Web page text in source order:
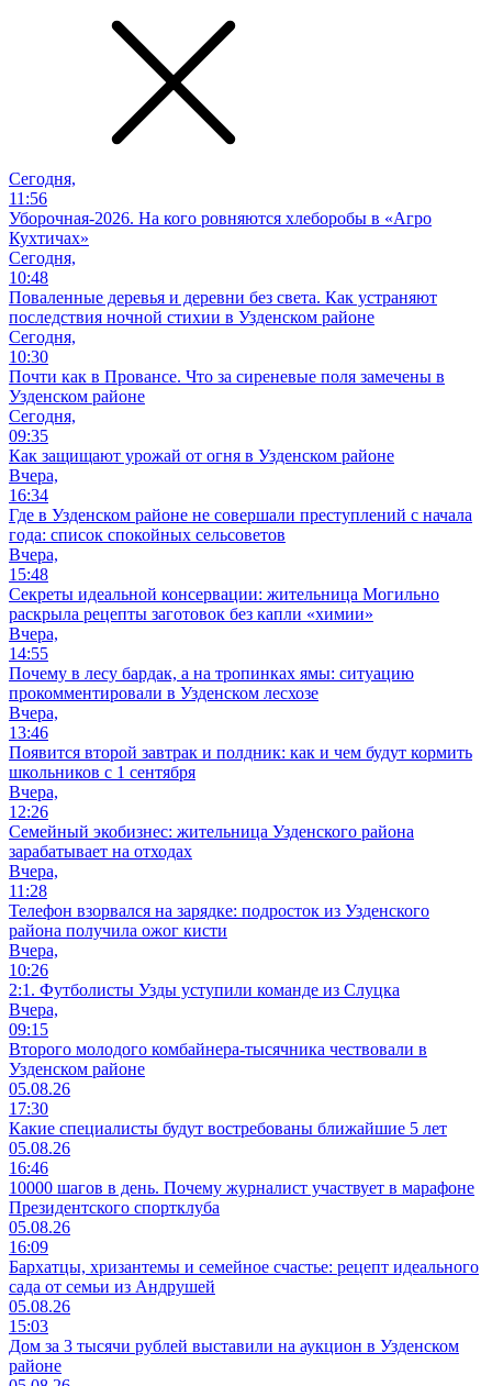
Сегодня,
11:56
Уборочная-2026. На кого ровняются хлеборобы в «Агро
Кухтичах»
Сегодня,
10:48
Поваленные деревья и деревни без света. Как устраняют
последствия ночной стихии в Узденском районе
Сегодня,
10:30
Почти как в Провансе. Что за сиреневые поля замечены в
Узденском районе
Сегодня,
09:35
Как защищают урожай от огня в Узденском районе
Вчера,
16:34
Где в Узденском районе не совершали преступлений с начала
года: список спокойных сельсоветов
Вчера,
15:48
Секреты идеальной консервации: жительница Могильно
раскрыла рецепты заготовок без капли «химии»
Вчера,
14:55
Почему в лесу бардак, а на тропинках ямы: ситуацию
прокомментировали в Узденском лесхозе
Вчера,
13:46
Появится второй завтрак и полдник: как и чем будут кормить
школьников с 1 сентября
Вчера,
12:26
Семейный экобизнес: жительница Узденского района
зарабатывает на отходах
Вчера,
11:28
Телефон взорвался на зарядке: подросток из Узденского
района получила ожог кисти
Вчера,
10:26
2:1. Футболисты Узды уступили команде из Слуцка
Вчера,
09:15
Второго молодого комбайнера-тысячника чествовали в
Узденском районе
05.08.26
17:30
Какие специалисты будут востребованы ближайшие 5 лет
05.08.26
16:46
10000 шагов в день. Почему журналист участвует в марафоне
Президентского спортклуба
05.08.26
16:09
Бархатцы, хризантемы и семейное счастье: рецепт идеального
сада от семьи из Андрушей
05.08.26
15:03
Дом за 3 тысячи рублей выставили на аукцион в Узденском
районе